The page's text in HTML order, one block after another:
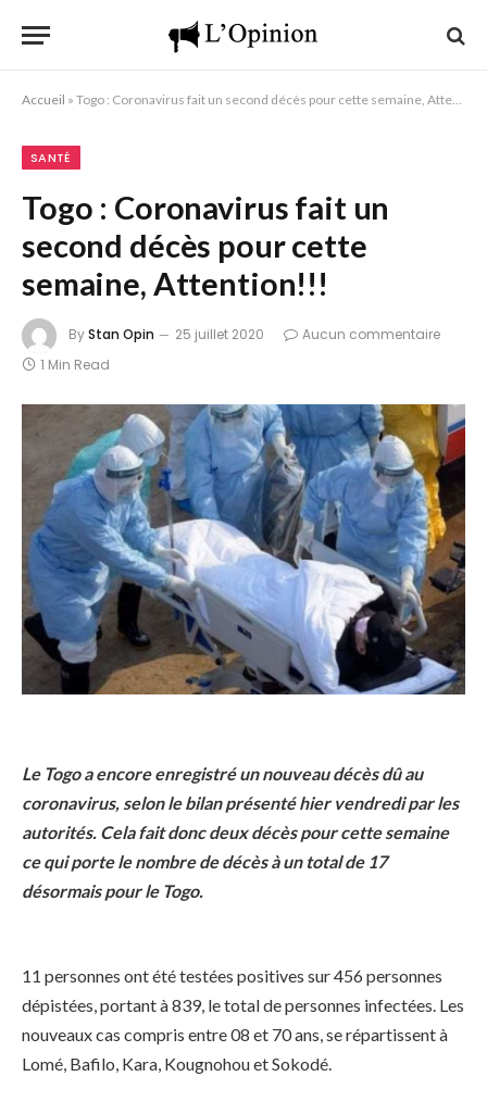
Accueil » Togo : Coronavirus fait un second décès pour cette semaine, Attention!!!
SANTÉ
Togo : Coronavirus fait un
second décès pour cette
semaine, Attention!!!
ByStan Opin 25 juillet 2020
Aucun commentaire
1 Min Read
Le Togo a encore enregistré un nouveau décès dû au
coronavirus, selon le bilan présenté hier vendredi par les
autorités. Cela fait donc deux décès pour cette semaine
ce qui porte le nombre de décès à un total de 17
désormais pour le Togo.
11 personnes ont été testées positives sur 456 personnes
dépistées, portant à 839, le total de personnes infectées. Les
nouveaux cas compris entre 08 et 70 ans, se répartissent à
Lomé, Bafilo, Kara, Kougnohou et Sokodé.